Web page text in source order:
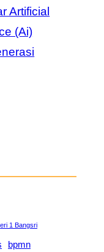
Artificial
(Ai)
1 Bangsri
bpmn